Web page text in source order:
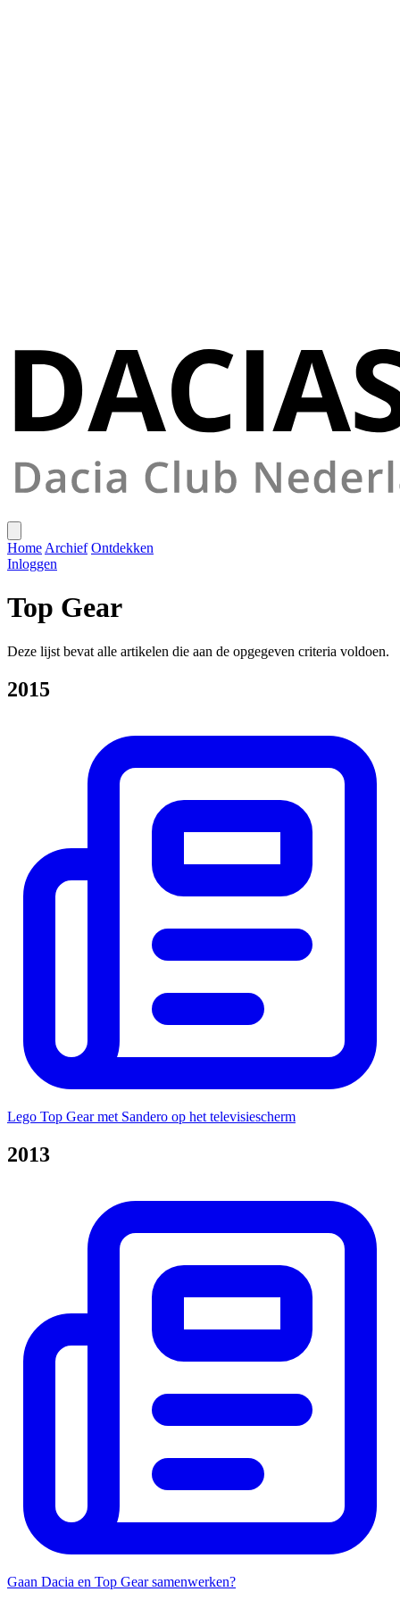
Home Archief Ontdekken
Inloggen
Top Gear
Deze lijst bevat alle artikelen die aan de opgegeven criteria voldoen.
2015
Lego Top Gear met Sandero op het televisiescherm
2013
Gaan Dacia en Top Gear samenwerken?